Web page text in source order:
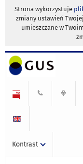
Strona wykorzystuje
zmiany ustawień
umieszczane w
Kontrast